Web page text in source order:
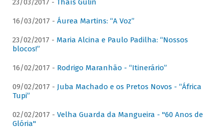
23/03/2017 - Thaís Gulin
16/03/2017 - Áurea Martins: “A Voz”
23/02/2017 - Maria Alcina e Paulo Padilha: “Nossos
blocos!”
16/02/2017 - Rodrigo Maranhão - “Itinerário”
09/02/2017 - Juba Machado e os Pretos Novos - “África
Tupi”
02/02/2017 - Velha Guarda da Mangueira - "60 Anos de
Glória"